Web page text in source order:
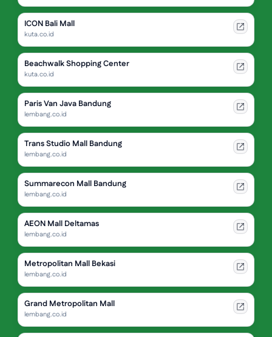
ICON Bali Mall
kuta.co.id
Beachwalk Shopping Center
kuta.co.id
Paris Van Java Bandung
lembang.co.id
Trans Studio Mall Bandung
lembang.co.id
Summarecon Mall Bandung
lembang.co.id
AEON Mall Deltamas
lembang.co.id
Metropolitan Mall Bekasi
lembang.co.id
Grand Metropolitan Mall
lembang.co.id